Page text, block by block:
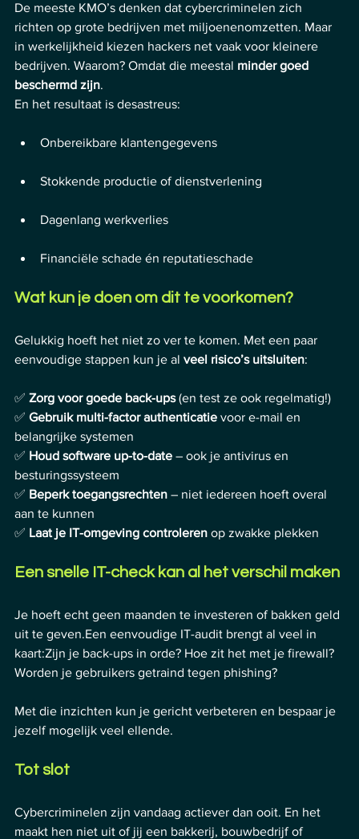
De meeste KMO’s denken dat cybercriminelen zich
richten op grote bedrijven met miljoenenomzetten. Maar
in werkelijkheid kiezen hackers net vaak voor kleinere
bedrijven. Waarom? Omdat die meestal minder goed
beschermd zijn.
En het resultaat is desastreus:
Onbereikbare klantengegevens
Stokkende productie of dienstverlening
Dagenlang werkverlies
Financiële schade én reputatieschade
Wat kun je doen om dit te voorkomen?
Gelukkig hoeft het niet zo ver te komen. Met een paar
eenvoudige stappen kun je al veel risico’s uitsluiten:
✅ Zorg voor goede back-ups (en test ze ook regelmatig!)
✅ Gebruik multi-factor authenticatie voor e-mail en
belangrijke systemen
✅ Houd software up-to-date – ook je antivirus en
besturingssysteem
✅ Beperk toegangsrechten – niet iedereen hoeft overal
aan te kunnen
✅ Laat je IT-omgeving controleren op zwakke plekken
Een snelle IT-check kan al het verschil maken
Je hoeft echt geen maanden te investeren of bakken geld
uit te geven.Een eenvoudige IT-audit brengt al veel in
kaart:Zijn je back-ups in orde? Hoe zit het met je firewall?
Worden je gebruikers getraind tegen phishing?
Met die inzichten kun je gericht verbeteren en bespaar je
jezelf mogelijk veel ellende.
Tot slot
Cybercriminelen zijn vandaag actiever dan ooit. En het
maakt hen niet uit of jij een bakkerij, bouwbedrijf of